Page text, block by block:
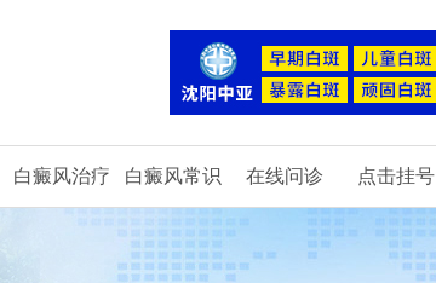
白癜风治疗 白癜风常识 在线问诊 点击挂号